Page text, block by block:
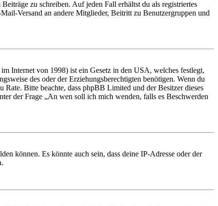
zu schreiben. Auf jeden Fall erhältst du als registriertes
Versand an andere Mitglieder, Beitritt zu Benutzergruppen und
Internet von 1998) ist ein Gesetz in den USA, welches festlegt,
des oder der Erziehungsberechtigten benötigen. Wenn du
Bitte beachte, dass phpBB Limited und der Besitzer dieses
der Frage „An wen soll ich mich wenden, falls es Beschwerden
können. Es könnte auch sein, dass deine IP-Adresse oder der